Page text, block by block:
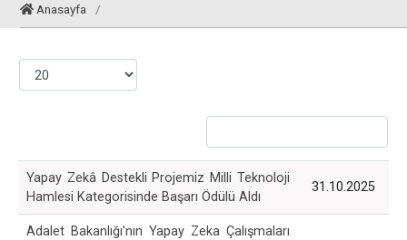
Anasayfa /
Yapay Zekâ Destekli Projemiz Milli Teknoloji
Hamlesi Kategorisinde Başarı Ödülü Aldı
31.10.2025
Adalet Bakanlığı'nın Yapay Zeka Çalışmaları